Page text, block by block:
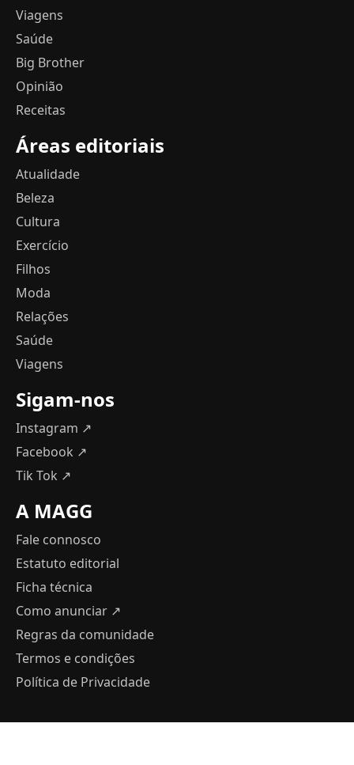
Viagens
Saúde
Big Brother
Opinião
Receitas
Áreas editoriais
Atualidade
Beleza
Cultura
Exercício
Filhos
Moda
Relações
Saúde
Viagens
Sigam-nos
Instagram ↗
Facebook ↗
Tik Tok ↗
A MAGG
Fale connosco
Estatuto editorial
Ficha técnica
Como anunciar ↗
Regras da comunidade
Termos e condições
Política de Privacidade